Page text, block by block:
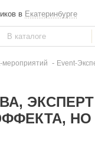
в Екатеринбурге
мероприятий - Event-